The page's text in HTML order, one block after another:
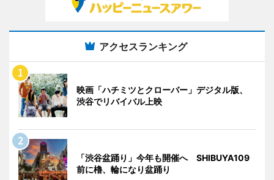
アクセスランキング
映画「ハチミツとクローバー」デジタル版、
渋谷でリバイバル上映
「渋谷盆踊り」今年も開催へ SHIBUYA109
前に櫓、輪になり盆踊り